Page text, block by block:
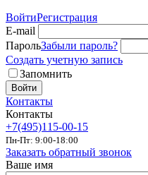
ВойтиРегистрация
E-mail
ПарольЗабыли пароль?
Создать учетную запись
Запомнить
Войти
Контакты
Контакты
+7(495)115-00-15
Пн-Пт: 9:00-18:00
Заказать обратный звонок
Ваше имя